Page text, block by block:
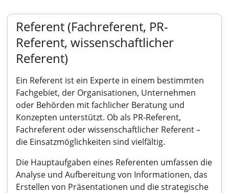
Referent (Fachreferent, PR-
Referent, wissenschaftlicher
Referent)
Ein Referent ist ein Experte in einem bestimmten
Fachgebiet, der Organisationen, Unternehmen
oder Behörden mit fachlicher Beratung und
Konzepten unterstützt. Ob als PR-Referent,
Fachreferent oder wissenschaftlicher Referent –
die Einsatzmöglichkeiten sind vielfältig.
Die Hauptaufgaben eines Referenten umfassen die
Analyse und Aufbereitung von Informationen, das
Erstellen von Präsentationen und die strategische